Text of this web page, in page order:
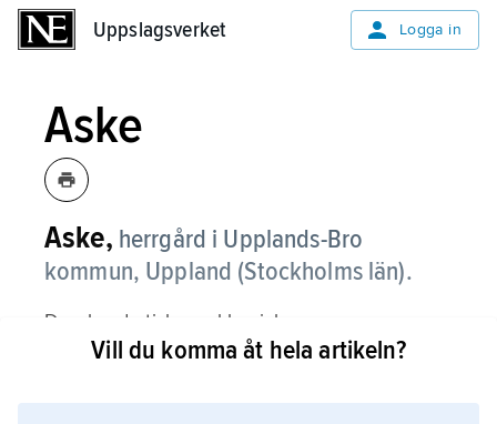
Uppslagsverket Logga in
Aske
Aske, herrgård i Upplands-Bro
kommun, Uppland (Stockholms län).
Den kvadratiska, nyklassiska
huvudbyggnaden är uppförd 1802 efter
Vill du komma åt hela artikeln?